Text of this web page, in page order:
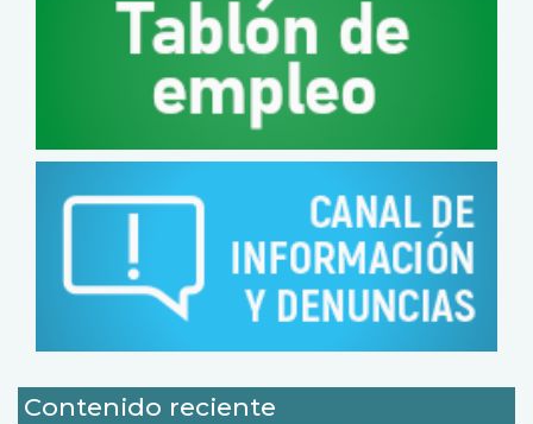
Contenido reciente